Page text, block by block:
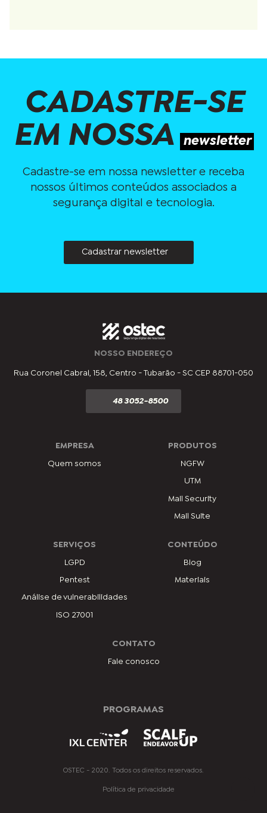
CADASTRE-SE
EM NOSSA newsletter
Cadastre-se em nossa newsletter e receba
nossos últimos conteúdos associados a
segurança digital e tecnologia.
Cadastrar newsletter
NOSSO ENDEREÇO
Rua Coronel Cabral, 158, Centro - Tubarão - SC CEP 88701-050
48 3052-8500
EMPRESA
Quem somos
PRODUTOS
NGFW
UTM
Mail Security
Mail Suite
SERVIÇOS
LGPD
Pentest
Análise de vulnerabilidades
ISO 27001
CONTEÚDO
Blog
Materiais
CONTATO
Fale conosco
PROGRAMAS
OSTEC - 2020. Todos os direitos reservados.
Política de privacidade